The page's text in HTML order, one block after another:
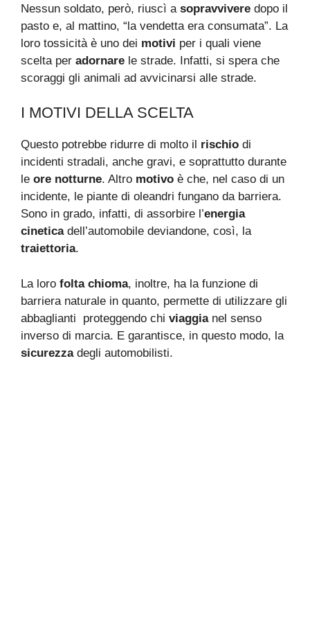
Nessun soldato, però, riuscì a sopravvivere dopo il
pasto e, al mattino, “la vendetta era consumata”. La
loro tossicità è uno dei motivi per i quali viene
scelta per adornare le strade. Infatti, si spera che
scoraggi gli animali ad avvicinarsi alle strade.
I MOTIVI DELLA SCELTA
Questo potrebbe ridurre di molto il rischio di
incidenti stradali, anche gravi, e soprattutto durante
le ore notturne. Altro motivo è che, nel caso di un
incidente, le piante di oleandri fungano da barriera.
Sono in grado, infatti, di assorbire l’energia
cineticadell’automobile deviandone, così, la
traiettoria.
La loro folta chioma, inoltre, ha la funzione di
barriera naturale in quanto, permette di utilizzare gli
abbaglianti proteggendo chi viaggianel senso
inverso di marcia. E garantisce, in questo modo, la
sicurezzadegli automobilisti.